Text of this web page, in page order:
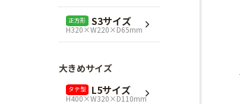
L1サイズ
H240×W320×D110mm
正方形 Mスクエア
H280×W280×D80mm
正方形 S3サイズ
H320×W220×D65mm
大きめサイズ
タテ型 L5サイズ
H400×W320×D110mm